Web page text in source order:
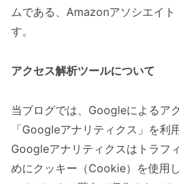
ムである、Amazonアソシエイ
す。
アクセス解析ツールについて
当ブログでは、Googleによるア
「Googleアナリティクス」を利
Googleアナリティクスはトラフ
めにクッキー（Cookie）を使用